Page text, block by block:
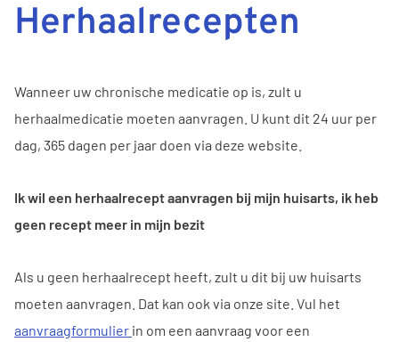
Herhaalrecepten
Wanneer uw chronische medicatie op is, zult u
herhaalmedicatie moeten aanvragen. U kunt dit 24 uur per
dag, 365 dagen per jaar doen via deze website.
Ik wil een herhaalrecept aanvragen bij mijn huisarts, ik heb
geen recept meer in mijn bezit
Als u geen herhaalrecept heeft, zult u dit bij uw huisarts
moeten aanvragen. Dat kan ook via onze site. Vul het
aanvraagformulier in om een aanvraag voor een